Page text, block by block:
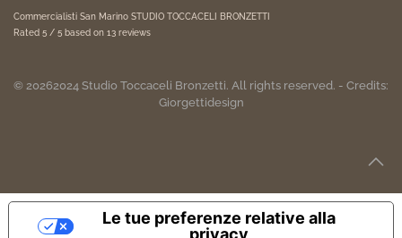
Commercialisti San Marino STUDIO TOCCACELI BRONZETTI
Rated 5 / 5 based on 13 reviews
© 20262024 Studio Toccaceli Bronzetti. All rights reserved. - Credits:
Giorgettidesign
Le tue preferenze relative alla
privacy